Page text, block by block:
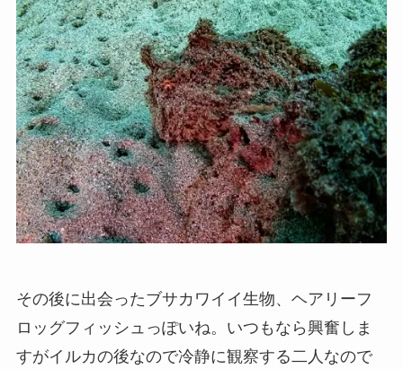
その後に出会ったブサカワイイ生物、ヘアリーフ
ロッグフィッシュっぽいね。いつもなら興奮しま
すがイルカの後なので冷静に観察する二人なので